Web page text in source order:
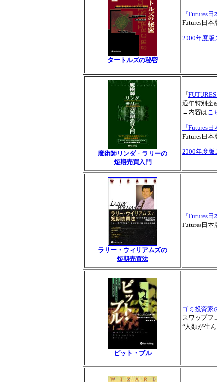
タートルズの秘密
『Futures
Futures日
2000年度版
魔術師リンダ・ラリーの
短期売買入門
『
通年特別企
→内容はこ
『Futures
Futures日
2000年度版
ラリー・ウィリアムズの
短期売買法
『Futures
Futures日
ピット・ブル
ゴミ投資家
スワップフ
“人類が生